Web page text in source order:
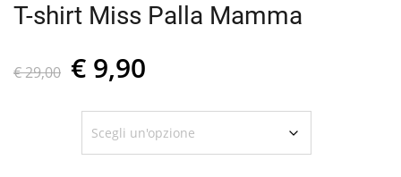
T-shirt Miss Palla Mamma
€29,00 Il
prezzo
originale
€ 9,90
prezzo
attuale